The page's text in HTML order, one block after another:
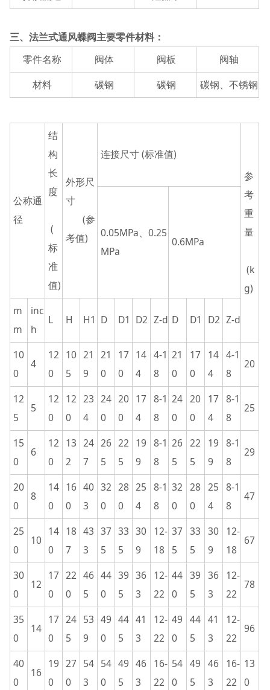
三、法兰式通风蝶阀主要零件材料：
零件名称
阀体 阀板
阀轴
材料
碳钢 碳钢 碳钢、不锈钢
公称通
径
结
构
长
度
(
标
准
值)
外形尺
寸
(参
考值)
连接尺寸 (标准值)
参
考
重
量
(k
g)
0.05MPa、0.25
MPa
0.6MPa
m
m
inc
h
L H H1 D D1 D2 Z-d D D1 D2 Z-d
10
0
4
12
0
10
5
21
9
21
0
17
0
14
4
4-1
8
21
0
17
0
14
4
4-1
8
20
12
5
5
12
0
12
0
23
4
24
0
20
0
17
4
8-1
8
24
0
20
0
17
4
8-1
8
25
15
0
6
12
0
13
2
24
7
26
5
22
5
19
9
8-1
8
26
5
22
5
19
9
8-1
8
29
20
0
8
14
0
16
0
40
3
32
0
28
0
25
4
8-1
8
32
0
28
0
25
4
8-1
8
47
25
0
10
14
0
18
7
43
3
37
5
33
5
30
9
12-
18
37
5
33
5
30
9
12-
18
67
30
0
12
17
0
22
0
46
5
44
0
39
5
36
3
12-
22
44
0
39
5
36
3
12-
22
78
35
0
14
17
0
24
5
53
9
49
0
44
5
41
3
12-
22
49
0
44
5
41
3
12-
22
96
40
0
16
19
0
27
0
54
3
54
0
49
5
46
3
16-
22
54
0
49
5
46
3
16-
22
13
0